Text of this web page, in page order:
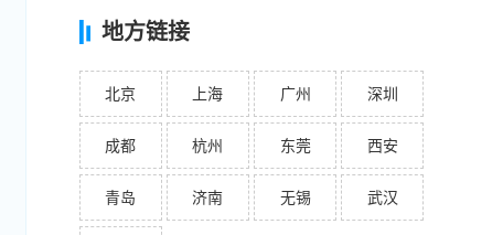
地方链接
北京 上海 广州 深圳
成都 杭州 东莞 西安
青岛 济南 无锡 武汉